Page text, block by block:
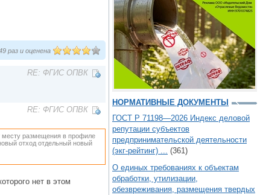
раз и оценена
RE: ФГИС ОПВК
RE: ФГИС ОПВК
месту размещения в профиле
отход отдельный новый
нет в этом
НОРМАТИВНЫЕ ДОКУМЕНТЫ
ГОСТ Р 71198—2026 Индекс деловой
репутации субъектов
предпринимательской деятельности
(экг-рейтинг) ... (361)
О единых требованиях к объектам
обработки, утилизации,
обезвреживания, размещения твердых